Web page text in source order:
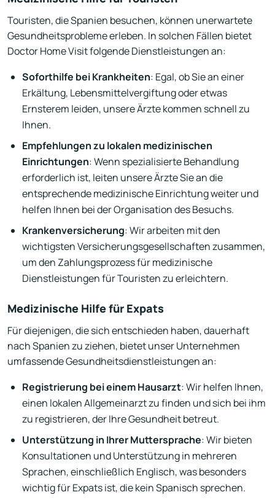
Touristen, die Spanien besuchen, können unerwartete
Gesundheitsprobleme erleben. In solchen Fällen bietet
Doctor Home Visit folgende Dienstleistungen an:
Soforthilfe bei Krankheiten: Egal, ob Sie an einer
Erkältung, Lebensmittelvergiftung oder etwas
Ernsterem leiden, unsere Ärzte kommen schnell zu
Ihnen.
Empfehlungen zu lokalen medizinischen
Einrichtungen: Wenn spezialisierte Behandlung
erforderlich ist, leiten unsere Ärzte Sie an die
entsprechende medizinische Einrichtung weiter und
helfen Ihnen bei der Organisation des Besuchs.
Krankenversicherung: Wir arbeiten mit den
wichtigsten Versicherungsgesellschaften zusammen,
um den Zahlungsprozess für medizinische
Dienstleistungen für Touristen zu erleichtern.
Medizinische Hilfe für Expats
Für diejenigen, die sich entschieden haben, dauerhaft
nach Spanien zu ziehen, bietet unser Unternehmen
umfassende Gesundheitsdienstleistungen an:
Registrierung bei einem Hausarzt: Wir helfen Ihnen,
einen lokalen Allgemeinarzt zu finden und sich bei ihm
zu registrieren, der Ihre Gesundheit betreut.
Unterstützung in Ihrer Muttersprache: Wir bieten
Konsultationen und Unterstützung in mehreren
Sprachen, einschließlich Englisch, was besonders
wichtig für Expats ist, die kein Spanisch sprechen.